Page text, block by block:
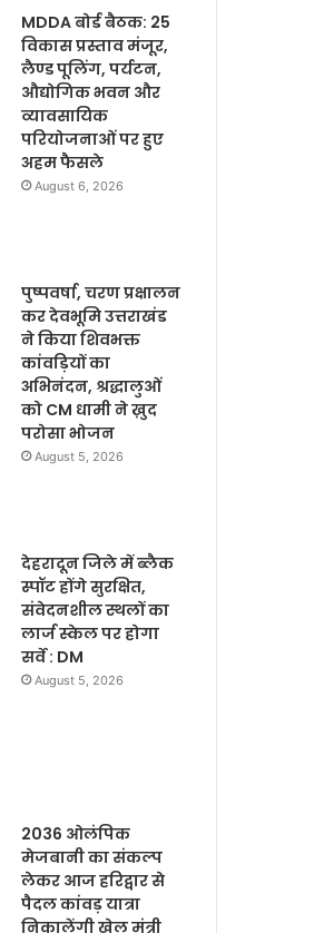
MDDA बोर्ड बैठक: 25
विकास प्रस्ताव मंजूर,
लैण्ड पूलिंग, पर्यटन,
औद्योगिक भवन और
व्यावसायिक
परियोजनाओं पर हुए
अहम फैसले
August 6, 2026
पुष्पवर्षा, चरण प्रक्षालन
कर देवभूमि उत्तराखंड
ने किया शिवभक्त
कांवड़ियों का
अभिनंदन, श्रद्धालुओं
को CM धामी ने ख़ुद
परोसा भोजन
August 5, 2026
देहरादून जिले में ब्लैक
स्पॉट होंगे सुरक्षित,
संवेदनशील स्थलों का
लार्ज स्केल पर होगा
सर्वे : DM
August 5, 2026
2036 ओलंपिक
मेजबानी का संकल्प
लेकर आज हरिद्वार से
पैदल कांवड़ यात्रा
निकालेंगी खेल मंत्री